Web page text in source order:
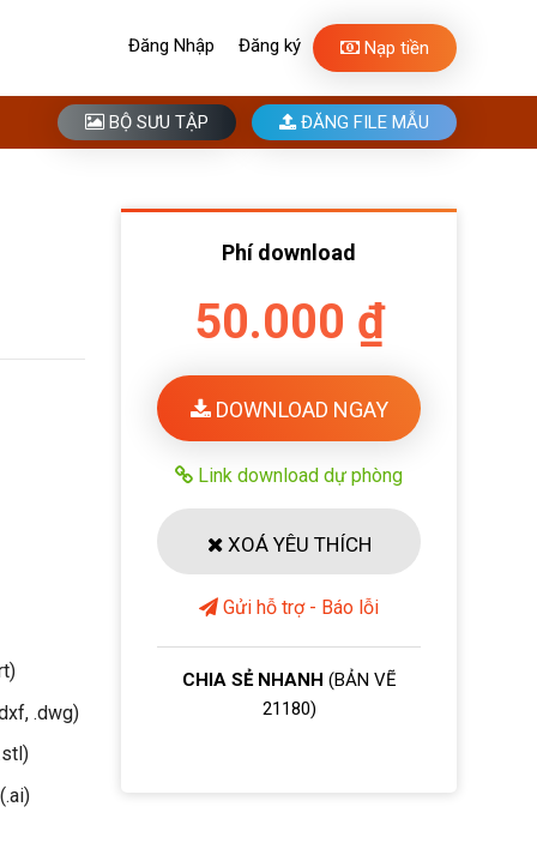
Đăng Nhập Đăng ký Nạp tiền
BỘ SƯU TẬP ĐĂNG FILE MẪU
.dwg)
Phí download
50.000 ₫
DOWNLOAD NGAY
Link download dự phòng
XOÁ YÊU THÍCH
Gửi hỗ trợ - Báo lỗi
CHIA SẺ NHANH (BẢN VẼ
21180)